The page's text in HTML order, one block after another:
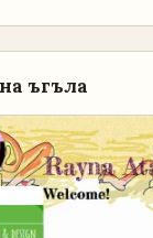
ъгъла